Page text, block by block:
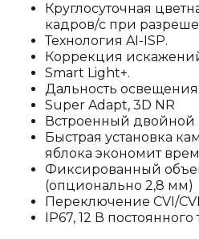
Круглосуточная
кадров/с при
Технология AI-ISP.
Коррекция
Smart Light+.
Дальность
Super Adapt, 3D NR
Встроенный
Быстрая установка
яблока экономит
Фиксированный
(опционально 2,8 мм)
Переключение CVI/
IP67, 12 В постоянного